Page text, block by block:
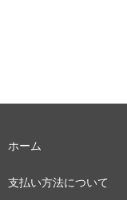
ホーム
支払い方法について